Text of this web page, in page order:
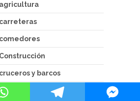
y barcos
más